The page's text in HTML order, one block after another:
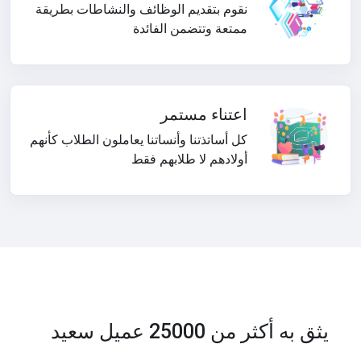
نقوم بتقديم الوظائف والنشاطات بطريقة
ممتعة وتتضمن الفائدة
اعتناء مستمر
كل أساتذتنا وأنساتنا يعاملون الطلاب كأنهم
أولادهم لا طلابهم فقط
يثق به أكثر من 25000 عميل سعيد